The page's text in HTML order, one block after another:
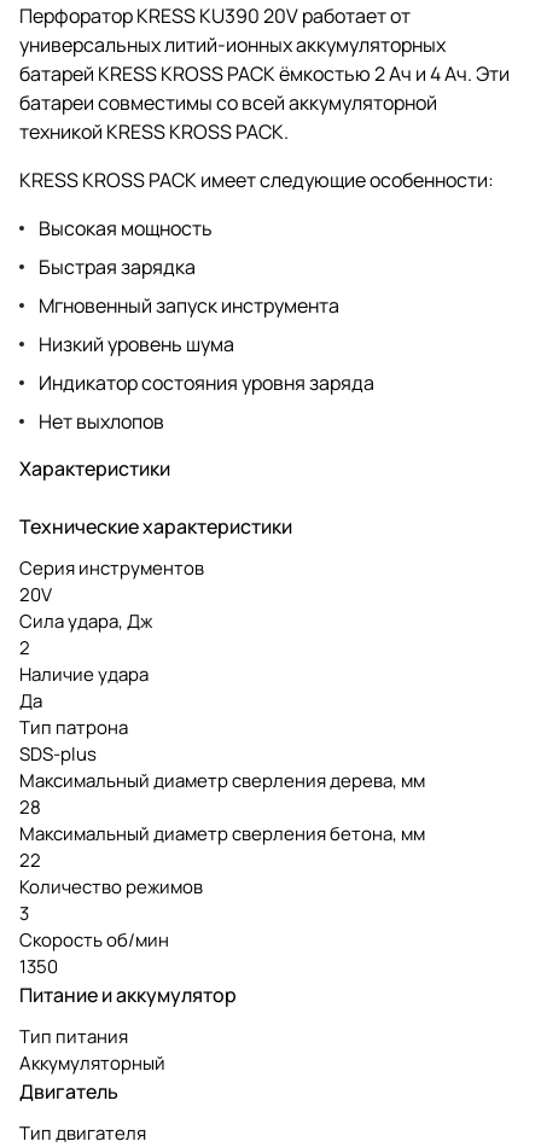
Перфоратор KRESS KU390 20V работает от
универсальных литий-ионных аккумуляторных
батарей KRESS KROSS PACK ёмкостью 2 Ач и 4 Ач. Эти
батареи совместимы со всей аккумуляторной
техникой KRESS KROSS PACK.
KRESS KROSS PACK имеет следующие особенности:
Высокая мощность
Быстрая зарядка
Мгновенный запуск инструмента
Низкий уровень шума
Индикатор состояния уровня заряда
Нет выхлопов
Характеристики
Технические характеристики
Серия инструментов
20V
Сила удара, Дж
2
Наличие удара
Да
Тип патрона
SDS-plus
Максимальный диаметр сверления дерева, мм
28
Максимальный диаметр сверления бетона, мм
22
Количество режимов
3
Скорость об/мин
1350
Питание и аккумулятор
Тип питания
Аккумуляторный
Двигатель
Тип двигателя